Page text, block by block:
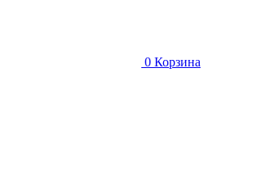
0 Корзина